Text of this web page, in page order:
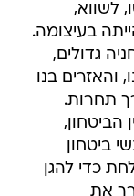
לשווא,
בעיצומה.
גדולים,
והאזרים בנו
תחרות.
ביטחון
כדי להגן
את